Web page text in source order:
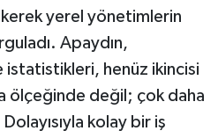
yerel yönetimlerin
Apaydın,
istatistikleri, henüz ikincisi
ölçeğinde değil; çok daha
kolay bir iş